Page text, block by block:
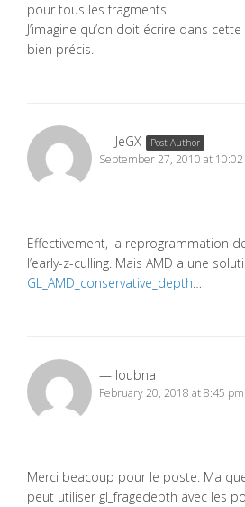
pour tous les fragments.
J’imagine qu’on doit écrire dans
bien précis.
JeGX Post Author
September 27, 2010 at 10:02
Effectivement, la reprogrammation
l’early-z-culling. Mais AMD a une
GL_AMD_conservative_depth…
loubna
February 20, 2018 at 8:45 pm
Merci beacoup pour le poste. Ma
peut utiliser gl_fragedepth avec les